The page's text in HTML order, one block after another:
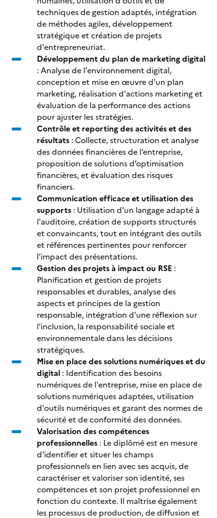
techniques de gestion adaptés, intégration
de méthodes agiles, développement
stratégique et création de projets
d'entrepreneuriat.
Développement du plan de marketing digital
: Analyse de l'environnement digital,
conception et mise en œuvre d'un plan
marketing, réalisation d'actions marketing et
évaluation de la performance des actions
pour ajuster les stratégies.
Contrôle et reporting des activités et des
résultats : Collecte, structuration et analyse
des données financières de l’entreprise,
proposition de solutions d’optimisation
financières, et évaluation des risques
financiers.
Communication efficace et utilisation des
supports : Utilisation d'un langage adapté à
l'auditoire, création de supports structurés
et convaincants, tout en intégrant des outils
et références pertinentes pour renforcer
l'impact des présentations.
Gestion des projets à impact ou RSE :
Planification et gestion de projets
responsables et durables, analyse des
aspects et principes de la gestion
responsable, intégration d'une réflexion sur
l'inclusion, la responsabilité sociale et
environnementale dans les décisions
stratégiques.
Mise en place des solutions numériques et du
digital : Identification des besoins
numériques de l'entreprise, mise en place de
solutions numériques adaptées, utilisation
d'outils numériques et garant des normes de
sécurité et de conformité des données.
Valorisation des compétences
professionnelles : Le diplômé est en mesure
d'identifier et situer les champs
professionnels en lien avec ses acquis, de
caractériser et valoriser son identité, ses
compétences et son projet professionnel en
fonction du contexte. Il maîtrise également
les processus de production, de diffusion et